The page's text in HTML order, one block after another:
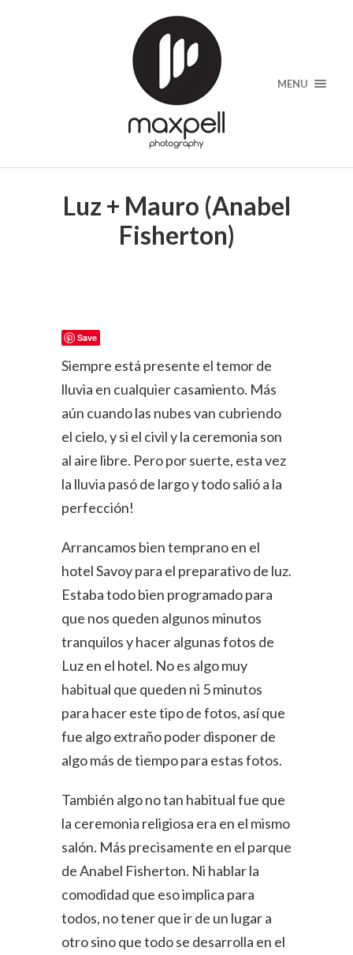
MENU
Luz + Mauro (Anabel
Fisherton)
Save
Siempre está presente el temor de
lluvia en cualquier casamiento. Más
aún cuando las nubes van cubriendo
el cielo, y si el civil y la ceremonia son
al aire libre. Pero por suerte, esta vez
la lluvia pasó de largo y todo salió a la
perfección!
Arrancamos bien temprano en el
hotel Savoy para el preparativo de luz.
Estaba todo bien programado para
que nos queden algunos minutos
tranquilos y hacer algunas fotos de
Luz en el hotel. No es algo muy
habitual que queden ni 5 minutos
para hacer este tipo de fotos, así que
fue algo extraño poder disponer de
algo más de tiempo para estas fotos.
También algo no tan habitual fue que
la ceremonia religiosa era en el mismo
salón. Más precisamente en el parque
de Anabel Fisherton. Ni hablar la
comodidad que eso implica para
todos, no tener que ir de un lugar a
otro sino que todo se desarrolla en el